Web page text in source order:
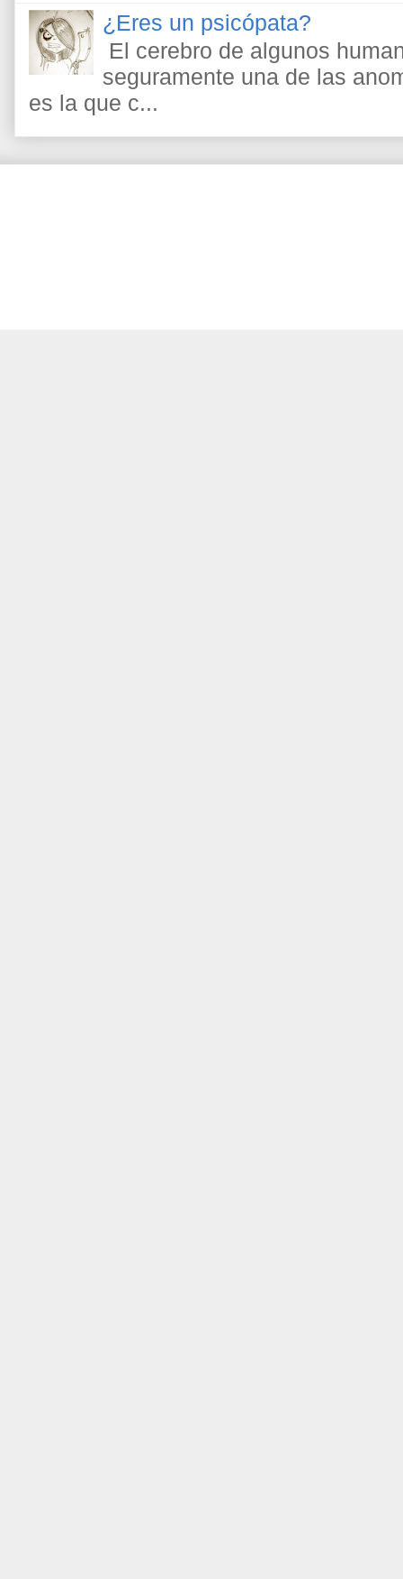
¿Eres un psicópata?
El cerebro de algunos
seguramente una de las
es la que c...